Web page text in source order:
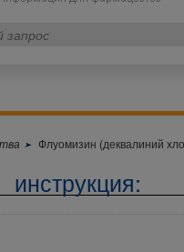
Флуомизин (деквалиний
инструкция: